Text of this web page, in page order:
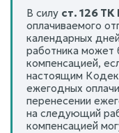
В силу ст. 126
оплачиваемого
календарных
работника может
компенсацией,
настоящим
ежегодных
перенесении
на следующий
компенсацией